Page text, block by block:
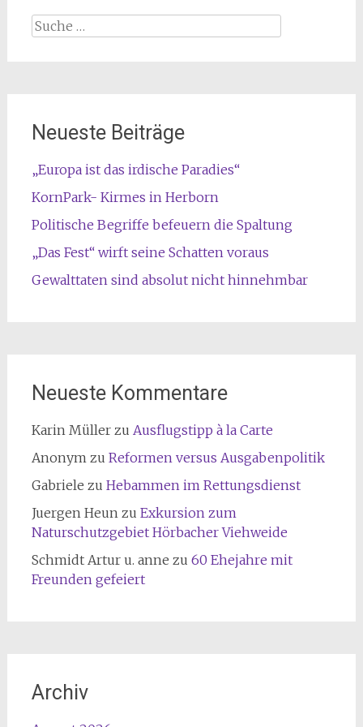
Suche
nach:
Neueste Beiträge
„Europa ist das irdische Paradies“
KornPark- Kirmes in Herborn
Politische Begriffe befeuern die Spaltung
„Das Fest“ wirft seine Schatten voraus
Gewalttaten sind absolut nicht hinnehmbar
Neueste Kommentare
Karin Müllerzu Ausflugstipp à la Carte
Anonym zu Reformen versus Ausgabenpolitik
Gabriele zu Hebammen im Rettungsdienst
Juergen Heun zu Exkursion zum
Naturschutzgebiet Hörbacher Viehweide
Schmidt Artur u. anne zu 60 Ehejahre mit
Freunden gefeiert
Archiv